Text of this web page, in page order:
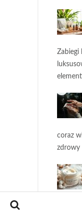
Zabiegi
coraz
zdrowy
Kremy